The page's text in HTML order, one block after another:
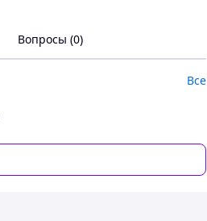
Вопросы (0)
Все